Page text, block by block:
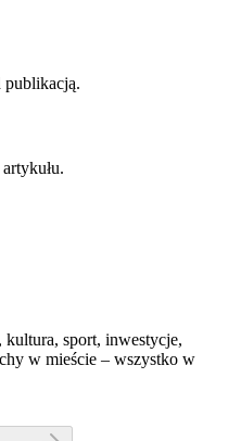
publikacją.
sport, inwestycje,
w mieście – wszystko w